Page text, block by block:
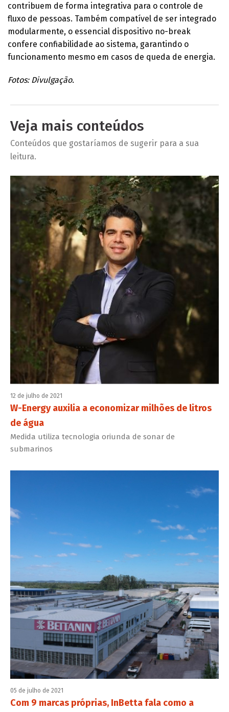
contribuem de forma integrativa para o controle de
fluxo de pessoas. Também compatível de ser integrado
modularmente, o essencial dispositivo no-break
confere confiabilidade ao sistema, garantindo o
funcionamento mesmo em casos de queda de energia.
Fotos: Divulgação.
Veja mais conteúdos
Conteúdos que gostaríamos de sugerir para a sua
leitura.
12 de julho de 2021
W-Energy auxilia a economizar milhões de litros
de água
Medida utiliza tecnologia oriunda de sonar de
submarinos
05 de julho de 2021
Com 9 marcas próprias, InBetta fala como a